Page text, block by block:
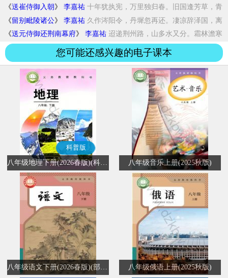
岫...
《送崔侍御入朝 》 李嘉祐 十年犹执宪，万里独归春。旧国逢芳草，青
云...
《留别毗陵诸公》 李嘉祐 久作涔阳令，丹墀忽再还。凄凉辞泽国，离
乱...
《送元侍御还荆南幕府》 李嘉祐 迢递荆州路，山多水又分。霜林澹寒
日，朔雁...
您可能还感兴趣的电子课本
科普版
八年级音乐上册(2025秋版)
八年级语文下册(2026春版)(部编版) 八年级俄语上册(2025秋版)